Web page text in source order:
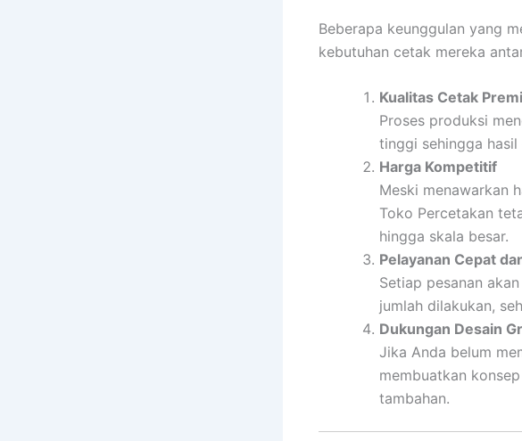
Beberapa keunggulan yang
kebutuhan cetak mereka
Kualitas Cetak
Proses produksi
tinggi sehingga
Harga Kompetitif
Meski menawarkan
Toko Percetakan
hingga skala besar.
Pelayanan Cepat
Setiap pesanan
jumlah dilakukan,
Dukungan Desain
Jika Anda belum
membuatkan
tambahan.